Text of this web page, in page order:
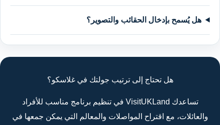
هل يُسمح بإدخال الحقائب والتصوير؟
هل تحتاج إلى ترتيب جولتك في غلاسكو؟
تساعدك VisitUKLand في تنظيم برنامج مناسب للأفراد
والعائلات، مع اقتراح المواصلات والمعالم التي يمكن جمعها في